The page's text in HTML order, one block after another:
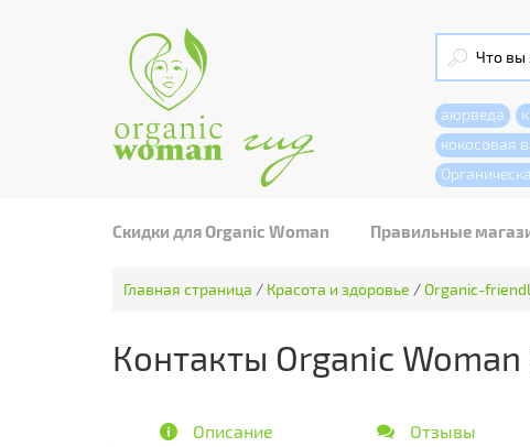
аюрведа
кокосовая
Скидки для Organic Woman Правильные
Главная страница / Красота и здоровье /Organic-
Контакты Organic
Описание Отзывы